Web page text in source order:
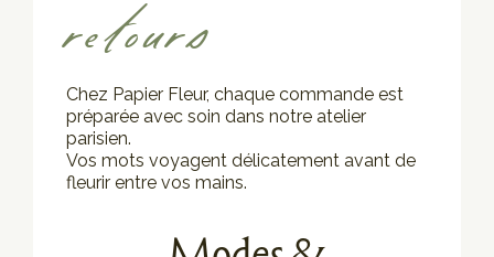
retours
Chez Papier Fleur, chaque commande est
préparée avec soin dans notre atelier
parisien.
Vos mots voyagent délicatement avant de
fleurir entre vos mains.